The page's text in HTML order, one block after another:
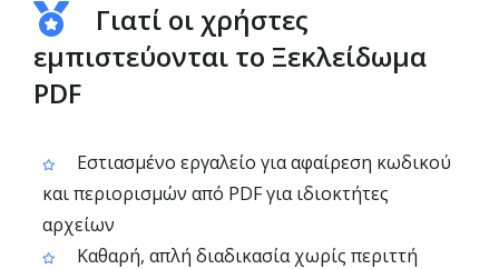
Γιατί οι χρήστες
εμπιστεύονται το Ξεκλείδωμα
PDF
Εστιασμένο εργαλείο για αφαίρεση κωδικού
και περιορισμών από PDF για ιδιοκτήτες
αρχείων
Καθαρή, απλή διαδικασία χωρίς περιττή